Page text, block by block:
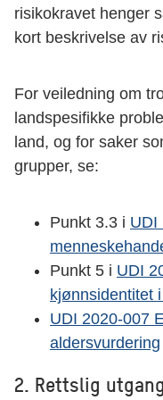
risikokravet henger
kort beskrivelse av
For veiledning om
landspesifikke
land, og for saker
grupper, se:
Punkt 3.3 i UDI
Punkt 5 i UDI
kjønnsidentitet
UDI 2020-007
aldersvurdering
2. Rettslig